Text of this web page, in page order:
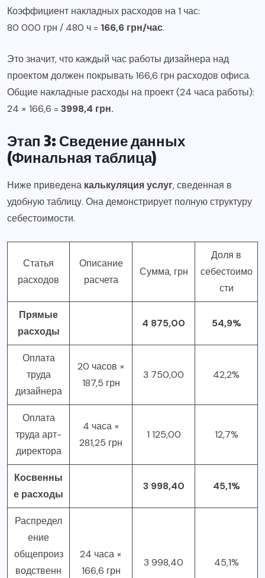
Коэффициент накладных расходов на 1 час:
80 000 грн / 480 ч = 166,6 грн/час.
Это значит, что каждый час работы дизайнера над
проектом должен покрывать 166,6 грн расходов офиса.
Общие накладные расходы на проект (24 часа работы):
24 × 166,6 = 3998,4 грн.
Этап 3: Сведение данных
(Финальная таблица)
Ниже приведена калькуляция услуг, сведенная в
удобную таблицу. Она демонстрирует полную структуру
себестоимости.
Статья
расходов
Описание
расчета
Сумма, грн
Доля в
себестоимо
сти
Прямые
расходы
4 875,00 54,9%
Оплата
труда
дизайнера
20 часов ×
187,5 грн
3 750,00 42,2%
Оплата
труда арт-
директора
4 часа ×
281,25 грн
1 125,00 12,7%
Косвенны
е расходы
3 998,40 45,1%
Распредел
ение
общепроиз
водственн
24 часа ×
166,6 грн
3 998,40 45,1%